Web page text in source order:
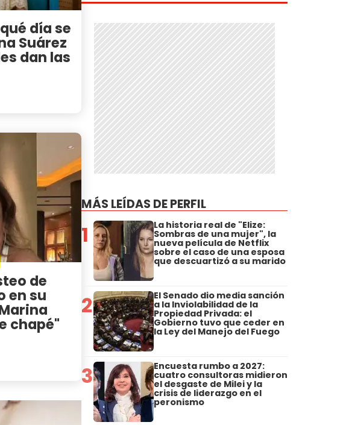
día se
Suárez
dan las
de
en su
chapé"
MÁS LEÍDAS DE PERFIL
1 La historia real de "Elize:
Sombras de una mujer", la
nueva película de Netflix
sobre el caso de una esposa
que descuartizó a su marido
2 El Senado dio media sanción
a la Inviolabilidad de la
Propiedad Privada: el
Gobierno tuvo que ceder en
la Ley del Manejo del Fuego
3 Encuesta rumbo a 2027:
cuatro consultoras midieron
el desgaste de Milei y la
crisis de liderazgo en el
peronismo